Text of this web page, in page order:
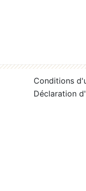
Conditions
Déclaration